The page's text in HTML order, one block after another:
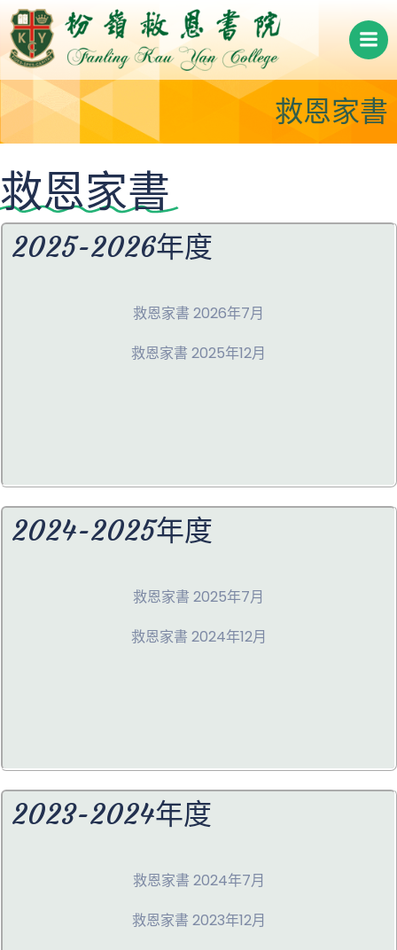
Skip
to
content
救恩家書
救恩家書
2025-2026年度
救恩家書 2026年7月
救恩家書 2025年12月
2024-2025年度
救恩家書 2025年7月
救恩家書 2024年12月
2023-2024年度
救恩家書 2024年7月
救恩家書 2023年12月